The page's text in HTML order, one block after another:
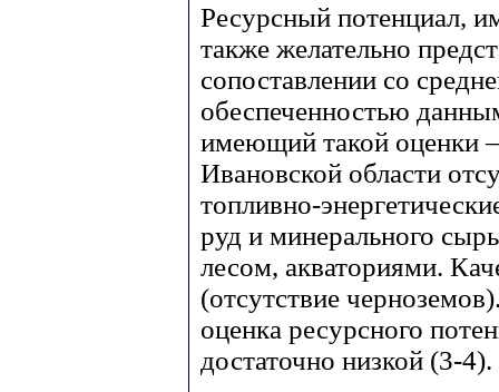
Ресурсный потенциал,
также желательно
сопоставлении со
обеспеченностью
имеющий такой оценки
Ивановской области
топливно-
руд и минерального
лесом, акваториями.
(отсутствие
оценка ресурсного
достаточно низкой (3-4).